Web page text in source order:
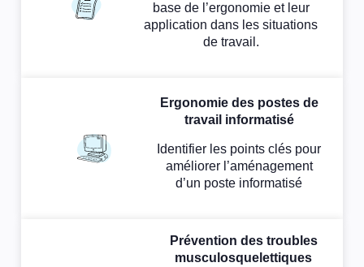
base de l’ergonomie et leur
application dans les situations
de travail.
Ergonomie des postes de
travail informatisé
Identifier les points clés pour
améliorer l’aménagement
d’un poste informatisé
Prévention des troubles
musculosquelettiques